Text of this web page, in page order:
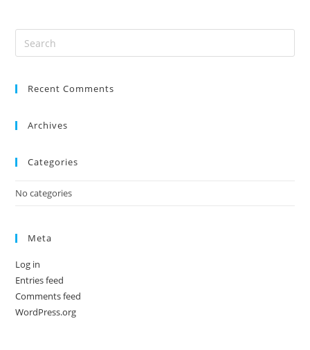
Recent Comments
Archives
Categories
No categories
Meta
Log in
Entries feed
Comments feed
WordPress.org